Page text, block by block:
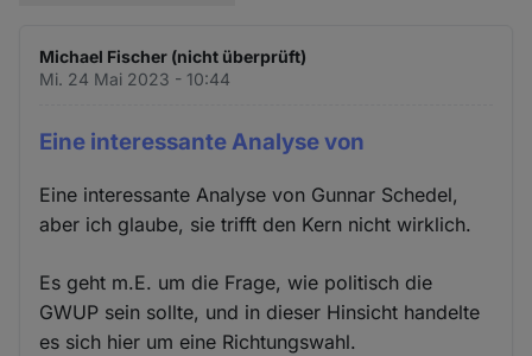
Michael Fischer (nicht überprüft)
Mi. 24 Mai 2023 - 10:44
Eine interessante Analyse von
Eine interessante Analyse von Gunnar Schedel,
aber ich glaube, sie trifft den Kern nicht wirklich.
Es geht m.E. um die Frage, wie politisch die
GWUP sein sollte, und in dieser Hinsicht handelte
es sich hier um eine Richtungswahl.